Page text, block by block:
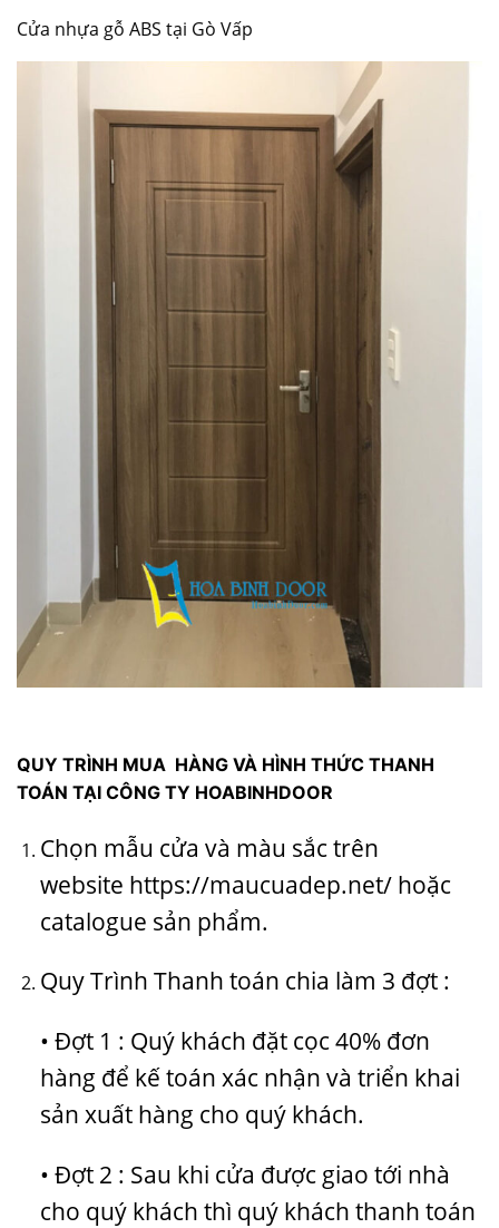
Cửa nhựa gỗ ABS tại Gò Vấp
QUY TRÌNH MUA HÀNG VÀ HÌNH THỨC THANH
TOÁN TẠI CÔNG TY HOABINHDOOR
Chọn mẫu cửa và màu sắc trên
website https://maucuadep.net/hoặc
catalogue sản phẩm.
Quy Trình Thanh toán chia làm 3 đợt :
• Đợt 1 : Quý khách đặt cọc 40% đơn
hàng để kế toán xác nhận và triển khai
sản xuất hàng cho quý khách.
• Đợt 2 : Sau khi cửa được giao tới nhà
cho quý khách thì quý khách thanh toán